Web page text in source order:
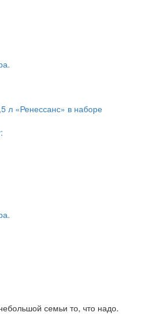
л «Ренессанс» в наборе
семьи то, что надо.